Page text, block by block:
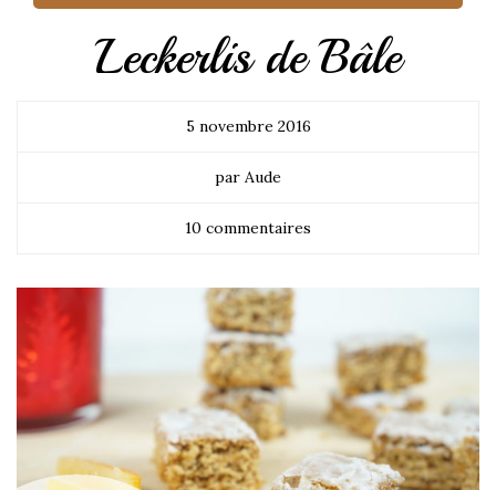
Leckerlis de Bâle
5 novembre 2016
par Aude
10 commentaires